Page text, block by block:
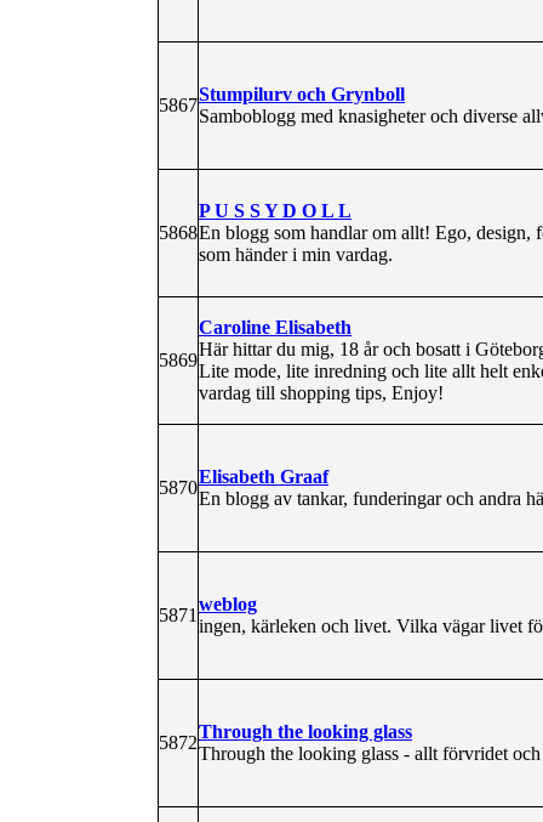
5867
Stumpilurv och Grynboll
Samboblogg med knasigheter och diverse
5868
P U S S Y D O L L
En blogg som handlar om allt! Ego,
som händer i min vardag.
5869
Caroline Elisabeth
Här hittar du mig, 18 år och bosatt i
Lite mode, lite inredning och lite allt helt
vardag till shopping tips, Enjoy!
5870
Elisabeth Graaf
En blogg av tankar, funderingar och andra
5871
weblog
ingen, kärleken och livet. Vilka vägar livet
5872
Through the looking glass
Through the looking glass - allt förvridet